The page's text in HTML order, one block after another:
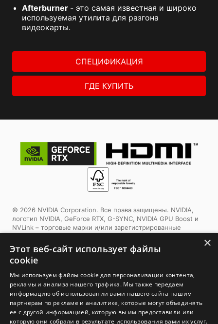
Afterburner - это самая известная и широко
используемая утилита для разгона
видеокарты.
СПЕЦИФИКАЦИЯ
ГДЕ КУПИТЬ
© 2026 NVIDIA Corporation. Все права защищены. NVIDIA,
логотип NVIDIA, GeForce RTX, G-SYNC, NVIDIA GPU Boost и
NVLink – торговые марки и/или зарегистрированные
странах. Другие торговые марки и авторские права
являются собственностью соответствующих владельцев.
Этот продукт использует упаковочные материалы,
сертифицированные Forest Stewardship Council™. Выбирая
этот продукт, вы помогаете заботиться о лесах планеты.
Узнайте больше:
1. Спецификации могут отличаться от приведенной на сайте
×
Этот веб-сайт использует файлы
cookie
Мы используем файлы cookie для персонализации контента,
рекламы и анализа нашего трафика. Мы также передаем
информацию об использовании вами нашего сайта нашим
партнерам по рекламе и аналитике, которые могут объединять
ее с другой информацией, которую вы им предоставили или
которую они собрали в результате использования вами их услуг.